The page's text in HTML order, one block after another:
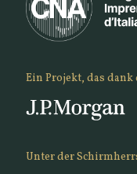
Ein Projekt, das
Unter der